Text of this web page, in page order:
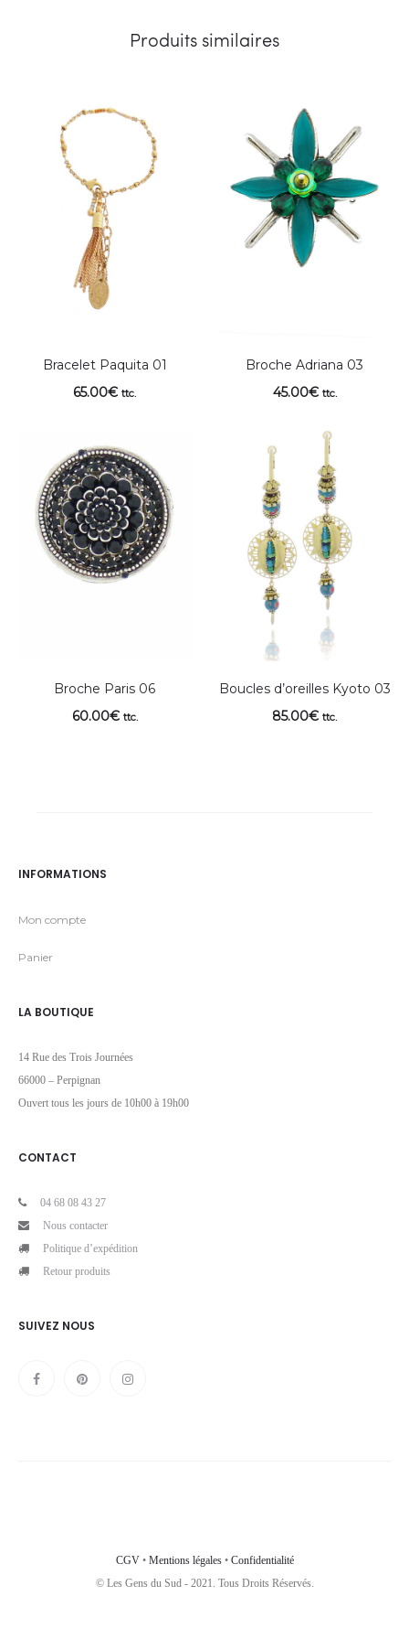
Produits similaires
Bracelet Paquita 01
65.00€ ttc.
Broche Adriana 03
45.00€ ttc.
Broche Paris 06
60.00€ ttc.
Boucles d’oreilles Kyoto 03
85.00€ ttc.
INFORMATIONS
Mon compte
Panier
LA BOUTIQUE
14 Rue des Trois Journées
66000 – Perpignan
Ouvert tous les jours de 10h00 à 19h00
CONTACT
04 68 08 43 27
Nous contacter
Politique d’expédition
Retour produits
SUIVEZ NOUS
CGV• Mentions légales• Confidentialité
© Les Gens du Sud - 2021. Tous Droits Réservés.